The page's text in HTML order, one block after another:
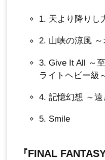
1. 天より降りし
2. 山峡の涼風
3. Give It All ～
ライトヘビー級
4. 記憶幻想 ～
5. Smile
『FINAL